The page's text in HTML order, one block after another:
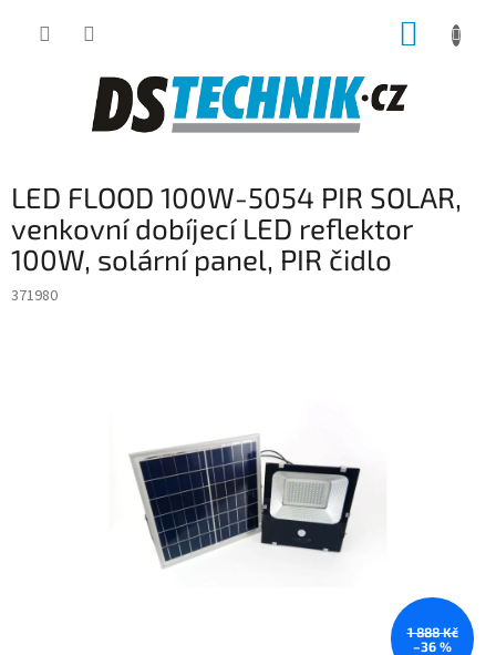
LED FLOOD 100W-5054 PIR SOLAR,
venkovní dobíjecí LED reflektor
100W, solární panel, PIR čidlo
371980
1 888 Kč
–36 %